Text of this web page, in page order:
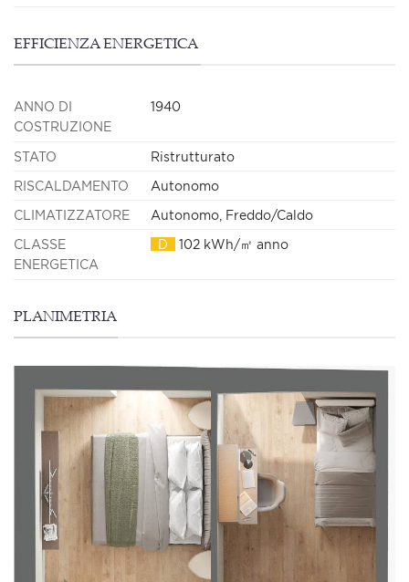
EFFICIENZA ENERGETICA
ANNO DI
COSTRUZIONE
1940
STATO Ristrutturato
RISCALDAMENTO Autonomo
CLIMATIZZATORE Autonomo, Freddo/Caldo
CLASSE
ENERGETICA
D 102 kWh/㎡ anno
PLANIMETRIA